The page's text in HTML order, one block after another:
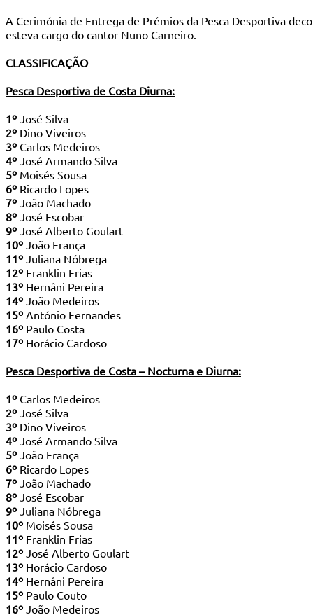
A Cerimónia de Entrega de Prémios da Pesca Desportiva
esteva cargo do cantor Nuno Carneiro.
CLASSIFICAÇÃO
Pesca Desportiva de Costa Diurna:
1º José Silva
2º Dino Viveiros
3º Carlos Medeiros
4º José Armando Silva
5º Moisés Sousa
6º Ricardo Lopes
7º João Machado
8º José Escobar
9º José Alberto Goulart
10º João França
11º Juliana Nóbrega
12º Franklin Frias
13º Hernâni Pereira
14º João Medeiros
15º António Fernandes
16º Paulo Costa
17º Horácio Cardoso
Pesca Desportiva de Costa – Nocturna e Diurna:
1º Carlos Medeiros
2º José Silva
3º Dino Viveiros
4º José Armando Silva
5º João França
6º Ricardo Lopes
7º João Machado
8º José Escobar
9º Juliana Nóbrega
10º Moisés Sousa
11º Franklin Frias
12º José Alberto Goulart
13º Horácio Cardoso
14º Hernâni Pereira
15º Paulo Couto
16º João Medeiros